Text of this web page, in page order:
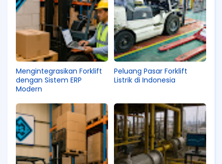
Mengintegrasikan Forklift
dengan Sistem ERP
Modern
Peluang Pasar Forklift
Listrik di Indonesia